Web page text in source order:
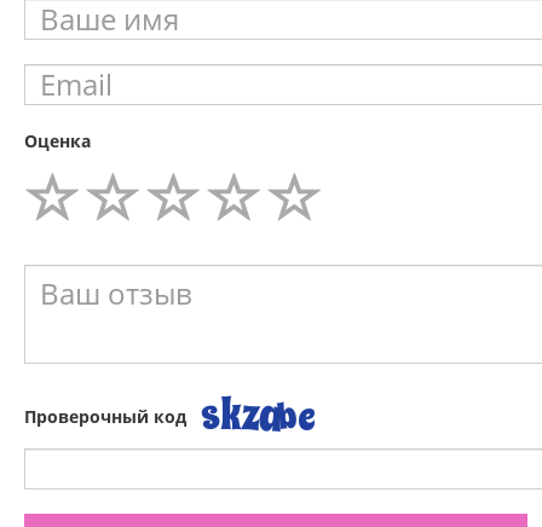
Оценка
Проверочный код